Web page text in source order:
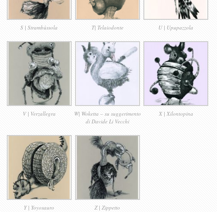
S | Strambùssola T| Telaiodonte U | Upupazzola
V | Verzallegra
W| Woketta – su suggerimento
di Davide Li Vecchi
X | Xilontopina
Y | Yoyosauro Z | Zippetto